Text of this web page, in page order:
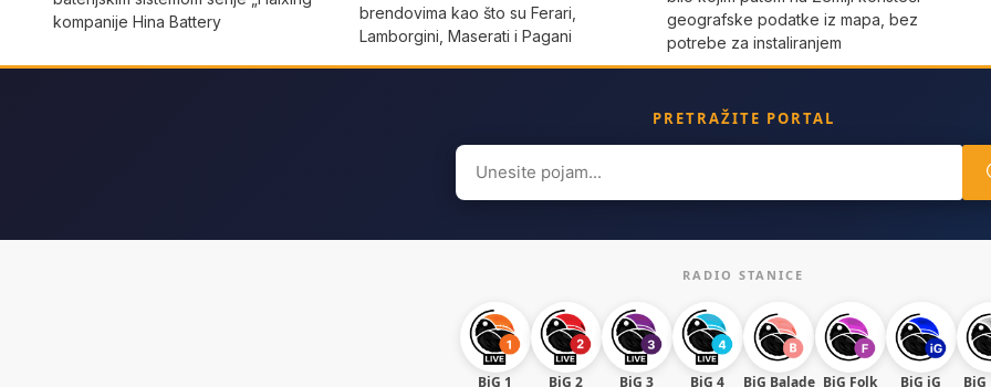
kompanije Hina Battery
brendovima kao što su Ferari,
Lamborgini, Maserati i Pagani
geografske podatke iz mapa, bez
potrebe za instaliranjem
PRETRAŽITE PORTAL
Search
for:
RADIO STANICE
BiG 1 BiG 2 BiG 3 BiG 4 BiG Balade BiG Folk BiG iG BiG